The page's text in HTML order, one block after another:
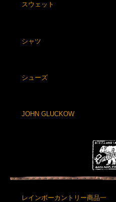
スウェット
シャツ
シューズ
JOHN GLUCKOW
レインボーカントリー商品一